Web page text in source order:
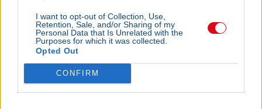
I want to opt-out of Collection, Use,
Retention, Sale, and/or Sharing of my
Personal Data that Is Unrelated with the
Purposes for which it was collected.
Opted Out
CONFIRM
két üzleti érdekeltségével, a közmédia nem válaszol a
kérdésekre.Bővebben...
BELFÖLD 2026. augusztus 5.
Csak átmeneti lesz a hétvégi enyhülés, jövő
héten ismét 37-38 fok jöhet